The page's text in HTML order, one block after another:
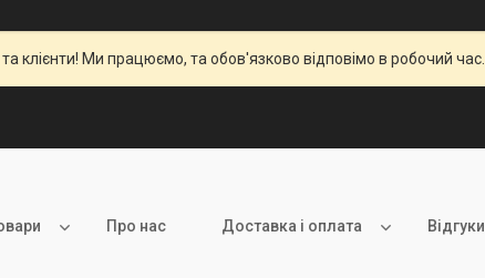
та клієнти! Ми працюємо, та обов'язково відповімо в робочий час.
Про нас Доставка і оплата Відгуки